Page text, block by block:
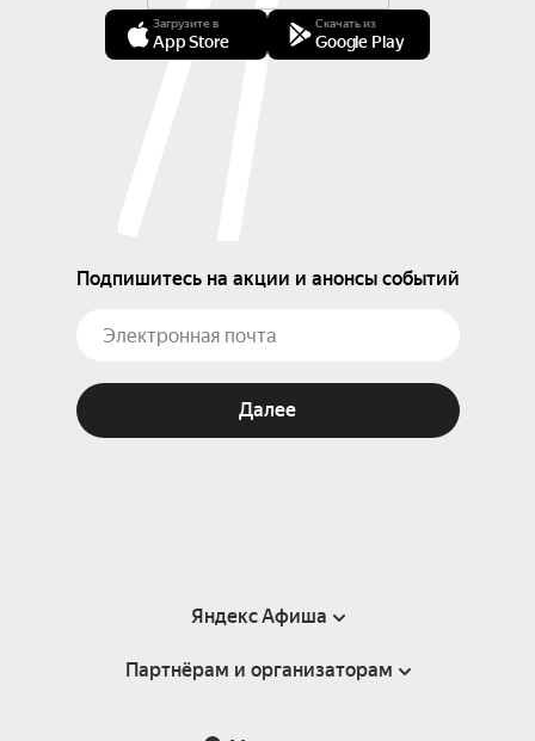
Загрузите в
App Store
Скачать из
Google Play
Подпишитесь на акции и анонсы событий
Далее
Яндекс Афиша
Справка
Партнёрам и организаторам